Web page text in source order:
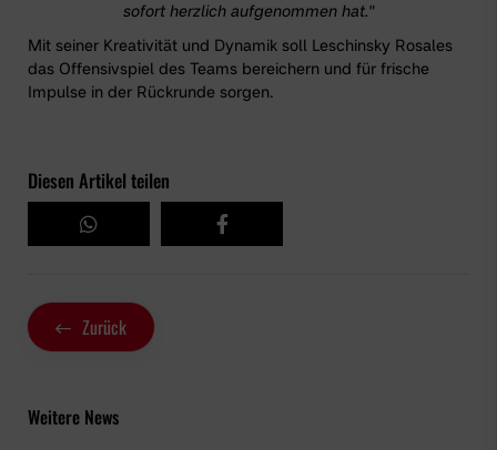
sofort herzlich aufgenommen hat."
Mit seiner Kreativität und Dynamik soll Leschinsky Rosales
das Offensivspiel des Teams bereichern und für frische
Impulse in der Rückrunde sorgen.
Diesen Artikel teilen
Zurück
Weitere News